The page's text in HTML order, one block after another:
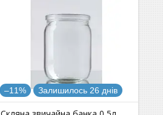
–11% Залишилось 26 днів